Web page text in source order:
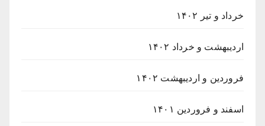
خرداد و تیر ۱۴۰۲
اردیبهشت و خرداد ۱۴۰۲
فروردین و اردیبهشت ۱۴۰۲
اسفند و فروردین ۱۴۰۱